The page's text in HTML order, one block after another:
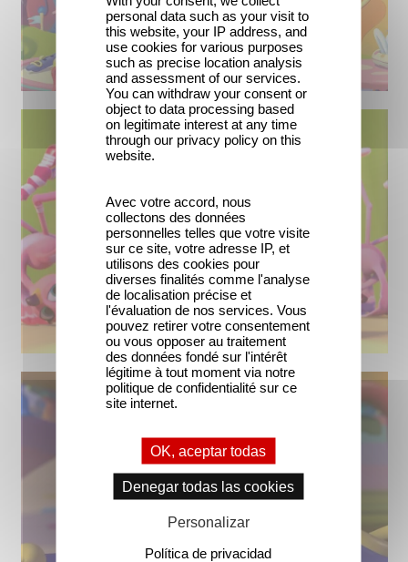
personal data such as your visit to
this website, your IP address, and
use cookies for various purposes
such as precise location analysis
and assessment of our services.
You can withdraw your consent or
object to data processing based
on legitimate interest at any time
through our privacy policy on this
website.
Avec votre accord, nous
collectons des données
personnelles telles que votre visite
sur ce site, votre adresse IP, et
utilisons des cookies pour
diverses finalités comme l'analyse
de localisation précise et
l'évaluation de nos services. Vous
pouvez retirer votre consentement
ou vous opposer au traitement
des données fondé sur l'intérêt
légitime à tout moment via notre
politique de confidentialité sur ce
site internet.
OK, aceptar todas
Denegar todas las cookies
Personalizar
Política de privacidad